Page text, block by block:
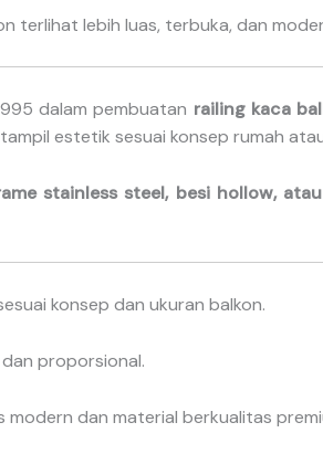
terlihat lebih luas, terbuka, dan
dalam pembuatan railing kaca
estetik sesuai konsep rumah
stainless steel, besi hollow,
konsep dan ukuran balkon.
proporsional.
modern dan material berkualitas